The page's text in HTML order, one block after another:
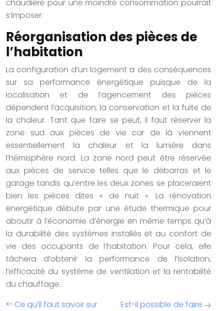
chaudière pour une moindre consommation pourrait
s’imposer.
Réorganisation des pièces de
l’habitation
La configuration d’un logement a des conséquences
sur sa performance énergétique puisque de la
localisation et de l’agencement des pièces
dépendent l’acquisition, la conservation et la fuite de
la chaleur. Tant que faire se peut, il faut réserver la
zone sud aux pièces de vie car de là viennent
essentiellement la chaleur et la lumière dans
l’hémisphère nord. La zone nord peut être réservée
aux pièces de service telles que le débarras et le
garage tandis qu’entre les deux zones se placeraient
bien les pièces dites « de nuit ». La rénovation
énergétique débute par une étude thermique pour
aboutir à l’économie d’énergie en même temps qu’à
la durabilité des systèmes installés et au confort de
vie des occupants de l’habitation. Pour cela, elle
tâchera d’obtenir la performance de l’isolation,
l’efficacité du système de ventilation et la rentabilité
du chauffage.
Ce qu’il faut savoir sur
Est-il possible de faire